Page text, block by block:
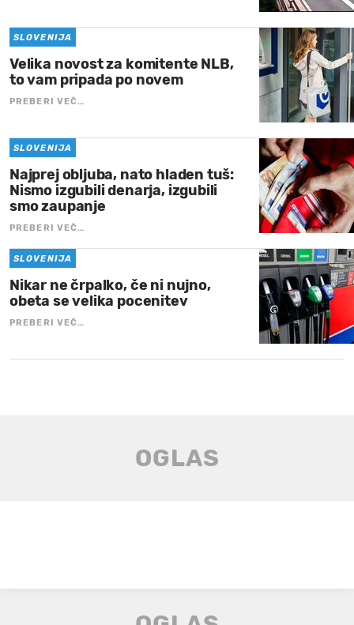
SLOVENIJA
Velika novost za komitente NLB,
to vam pripada po novem
PREBERI VEČ…
SLOVENIJA
Najprej obljuba, nato hladen tuš:
Nismo izgubili denarja, izgubili
smo zaupanje
PREBERI VEČ…
SLOVENIJA
Nikar ne črpalko, če ni nujno,
obeta se velika pocenitev
PREBERI VEČ…